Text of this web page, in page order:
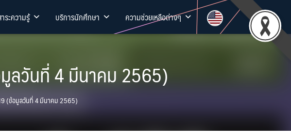
ระความรู้ บริการนักศึกษา ความช่วยเหลือต่างๆ
ลวันที่ 4 มีนาคม 2565)
(ข้อมูลวันที่ 4 มีนาคม 2565)